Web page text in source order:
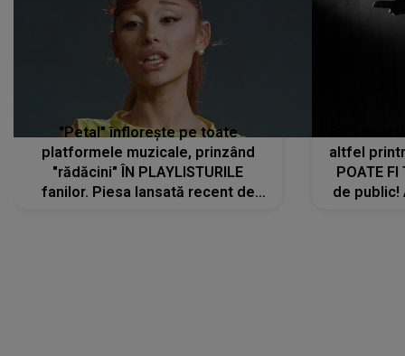
"Petal" înflorește pe toate
platformele muzicale, prinzând
"rădăcini" ÎN PLAYLISTURILE
fanilor. Piesa lansată recent de
altfel
POATE FI
de public!